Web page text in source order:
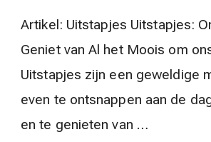
Artikel: Uitstapjes Uitstapjes:
Geniet van Al het Moois om
Uitstapjes zijn een geweldige
even te ontsnappen aan de
en te genieten van …